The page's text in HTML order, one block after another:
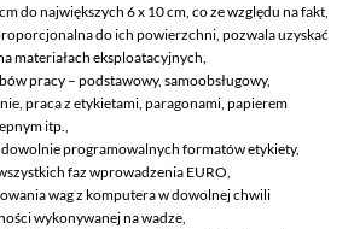
do największych 6 x 10 cm, co ze względu na fakt,
do ich powierzchni, pozwala uzyskać
materiałach eksploatacyjnych,
pracy – podstawowy, samoobsługowy,
praca z etykietami, paragonami, papierem
itp.,
programowalnych formatów etykiety,
faz wprowadzenia EURO,
wag z komputera w dowolnej chwili
wykonywanej na wadze,